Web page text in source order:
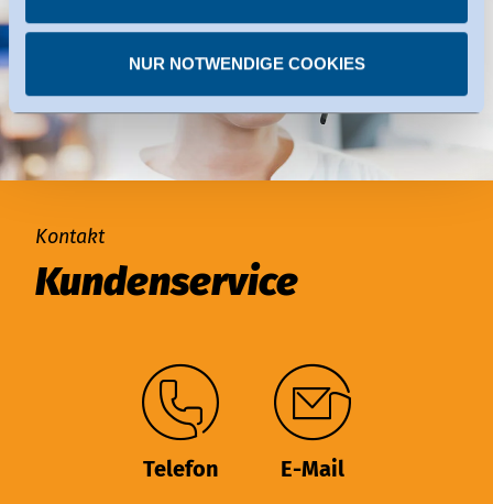
Privacy Framework. Details dazu finden Sie bei den
einzelnen Diensten.
Sie können erteilte Einwilligungen jederzeit
widerrufen.
NUR NOTWENDIGE COOKIES
Kontakt
Kundenservice
Telefon E-Mail